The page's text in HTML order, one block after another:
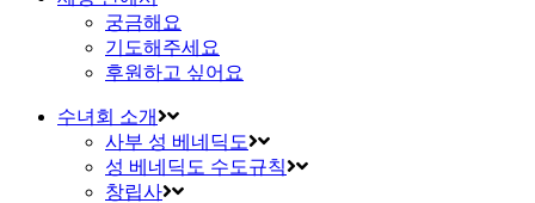
궁금해요
기도해주세요
후원하고 싶어요
수녀회 소개
사부 성 베네딕도
성 베네딕도 수도규칙
창립사